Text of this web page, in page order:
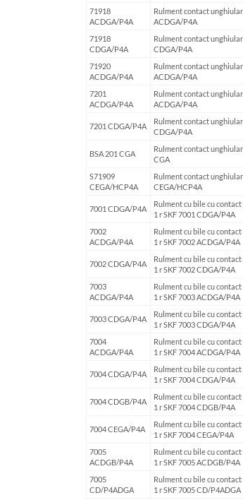
71918
ACDGA/P4A
Rulment contact
ACDGA/P4A
71918
CDGA/P4A
Rulment contact
CDGA/P4A
71920
ACDGA/P4A
Rulment contact
ACDGA/P4A
7201
ACDGA/P4A
Rulment contact
ACDGA/P4A
7201 CDGA/P4A
Rulment contact
CDGA/P4A
BSA 201 CGA
Rulment contact unghiular
CGA
S71909
CEGA/HCP4A
Rulment contact unghiular
CEGA/HCP4A
7001 CDGA/P4A
Rulment cu bile cu
1 r SKF 7001 CDGA/P4A
7002
ACDGA/P4A
Rulment cu bile cu
1 r SKF 7002 ACDGA/P4A
7002 CDGA/P4A
Rulment cu bile cu
1 r SKF 7002 CDGA/P4A
7003
ACDGA/P4A
Rulment cu bile cu
1 r SKF 7003 ACDGA/P4A
7003 CDGA/P4A
Rulment cu bile cu
1 r SKF 7003 CDGA/P4A
7004
ACDGA/P4A
Rulment cu bile cu
1 r SKF 7004 ACDGA/P4A
7004 CDGA/P4A
Rulment cu bile cu
1 r SKF 7004 CDGA/P4A
7004 CDGB/P4A
Rulment cu bile cu
1 r SKF 7004 CDGB/P4A
7004 CEGA/P4A
Rulment cu bile cu
1 r SKF 7004 CEGA/P4A
7005
ACDGB/P4A
Rulment cu bile cu
1 r SKF 7005 ACDGB/P4A
7005
CD/P4ADGA
Rulment cu bile cu
1 r SKF 7005 CD/P4ADGA